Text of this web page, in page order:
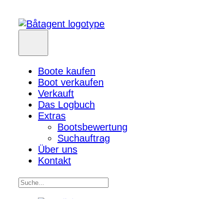
Boote kaufen
Boot verkaufen
Verkauft
Das Logbuch
Extras
Bootsbewertung
Suchauftrag
Über uns
Kontakt